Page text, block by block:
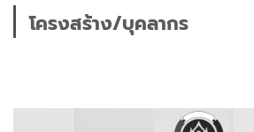
โครงสร้าง/บุคลากร